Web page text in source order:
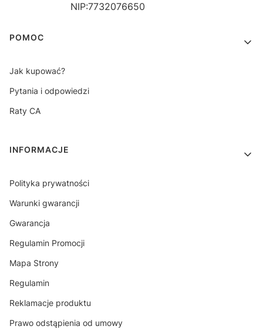
NIP:7732076650
Linki w stopce
POMOC
Jak kupować?
Pytania i odpowiedzi
Raty CA
INFORMACJE
Polityka prywatności
Warunki gwarancji
Gwarancja
Regulamin Promocji
Mapa Strony
Regulamin
Reklamacje produktu
Prawo odstąpienia od umowy